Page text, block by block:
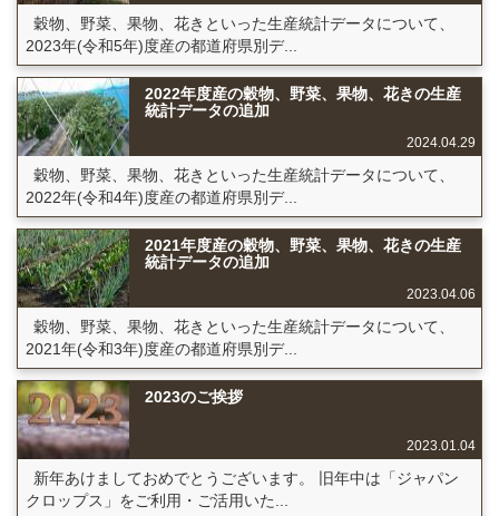
穀物、野菜、果物、花きといった生産統計データについて、
2023年(令和5年)度産の都道府県別デ...
2022年度産の穀物、野菜、果物、花きの生産
統計データの追加
2024.04.29
穀物、野菜、果物、花きといった生産統計データについて、
2022年(令和4年)度産の都道府県別デ...
2021年度産の穀物、野菜、果物、花きの生産
統計データの追加
2023.04.06
穀物、野菜、果物、花きといった生産統計データについて、
2021年(令和3年)度産の都道府県別デ...
2023のご挨拶
2023.01.04
新年あけましておめでとうございます。 旧年中は「ジャパン
クロップス」をご利用・ご活用いた...